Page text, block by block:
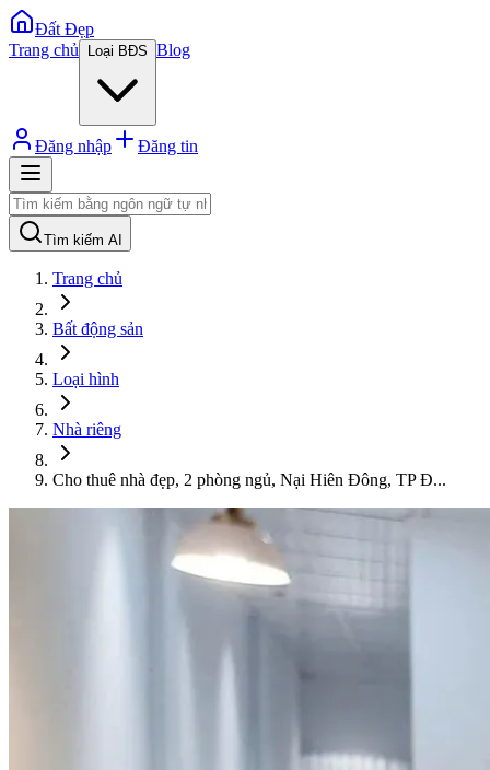
Đất Đẹp
Trang chủ
Loại BĐS Blog
Đăng nhập Đăng tin
Tìm kiếm AI
Trang chủ
Bất động sản
Loại hình
Nhà riêng
Cho thuê nhà đẹp, 2 phòng ngủ, Nại Hiên Đông, TP Đ...